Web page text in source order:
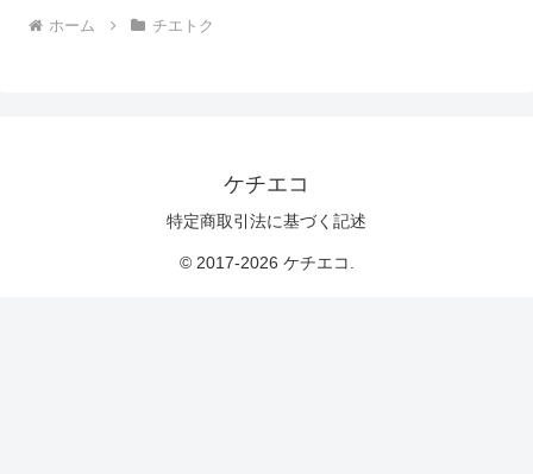
ホーム チエトク
ケチエコ
特定商取引法に基づく記述
© 2017-2026 ケチエコ.